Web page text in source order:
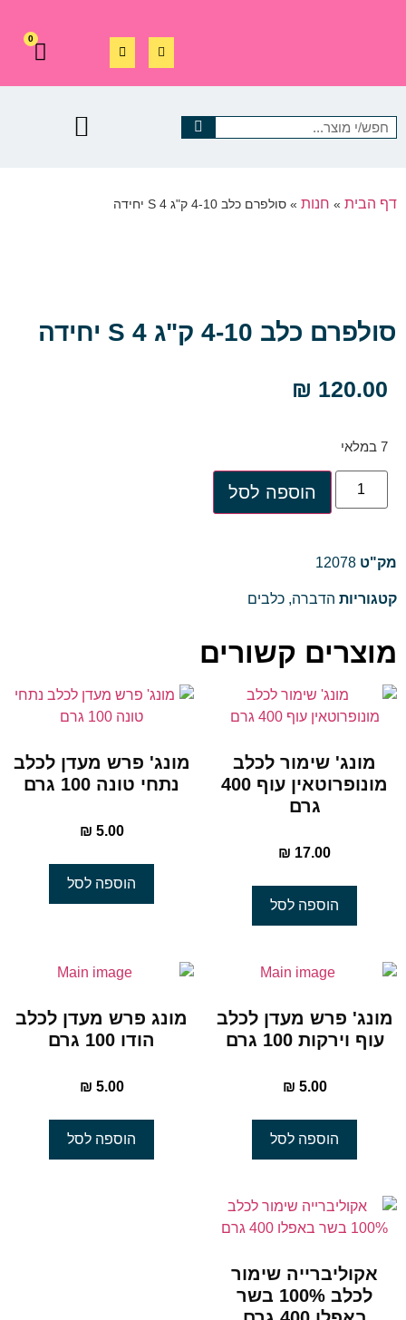
0
דף הבית » חנות » סולפרם כלב 4-10 ק"ג S 4 יחידה
סולפרם כלב 4-10 ק"ג S 4 יחידה
₪ 120.00
7 במלאי
הוספה לסל
מק"ט 12078
קטגוריות הדברה, כלבים
מוצרים קשורים
מונג' שימור לכלב
מונופרוטאין עוף 400
גרם
₪ 17.00
הוספה לסל
מונג' פרש מעדן לכלב
נתחי טונה 100 גרם
₪ 5.00
הוספה לסל
מונג' פרש מעדן לכלב
עוף וירקות 100 גרם
₪ 5.00
הוספה לסל
מונג פרש מעדן לכלב
הודו 100 גרם
₪ 5.00
הוספה לסל
אקוליברייה שימור
לכלב 100% בשר